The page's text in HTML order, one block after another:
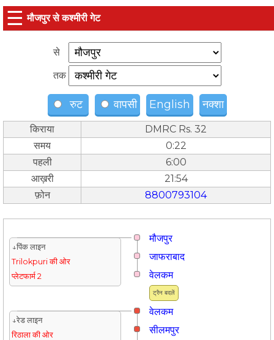
☰ मौजपुर से कश्मीरी गेट
से
तक
रुट वापसी English नक्शा
किराया
DMRC Rs. 32
समय
0:22
पहली
6:00
आख़री
21:54
फ़ोन
8800793104
मौजपुर
↓पिंक लाइन
Trilokpuri की ओर
प्लेटफार्म 2
जाफराबाद
ट्रैन बदलें
वेलकम
वेलकम
↓रेड लाइन
रिठाला की ओर
सीलमपुर